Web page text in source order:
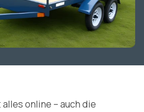
online – auch die